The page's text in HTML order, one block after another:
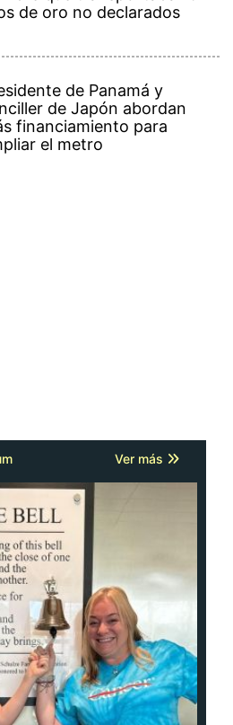
de oro no declarados
de Panamá y
de Japón abordan
financiamiento para
el metro
Ver más